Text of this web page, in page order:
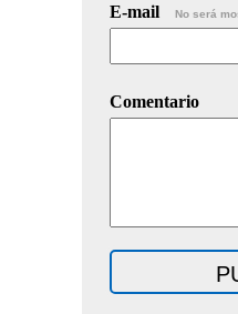
E-mail No será
Comentario